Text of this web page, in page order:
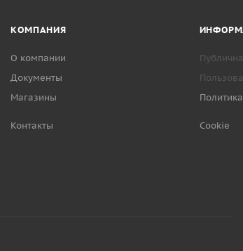
КОМПАНИЯ
О компании
Документы
Магазины
Контакты Cookie